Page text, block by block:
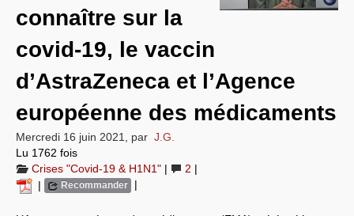
International
Résistances
L’Empire américain
Systèmes & société sous contrôle
Nouvelles de l’antirépublique
Crises "Covid-19 & H1N1"
connaître sur la
covid-19, le vaccin
d’AstraZeneca et l’Agence
européenne des médicaments
Mercredi 16 juin 2021 par J.G.
Lu 1762 fois
Crises "Covid-19 & H1N1" | 2 |
|
Recommander |